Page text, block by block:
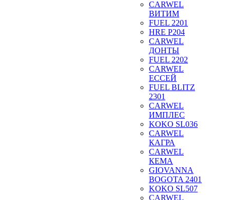
CARWEL
ВИТИМ
FUEL 2201
HRE P204
CARWEL
ДОНТЫ
FUEL 2202
CARWEL
ЕССЕЙ
FUEL BLITZ
2301
CARWEL
ИМПЛЕС
KOKO SL036
CARWEL
КАГРА
CARWEL
КЕМА
GIOVANNA
BOGOTA 2401
KOKO SL507
CARWEL